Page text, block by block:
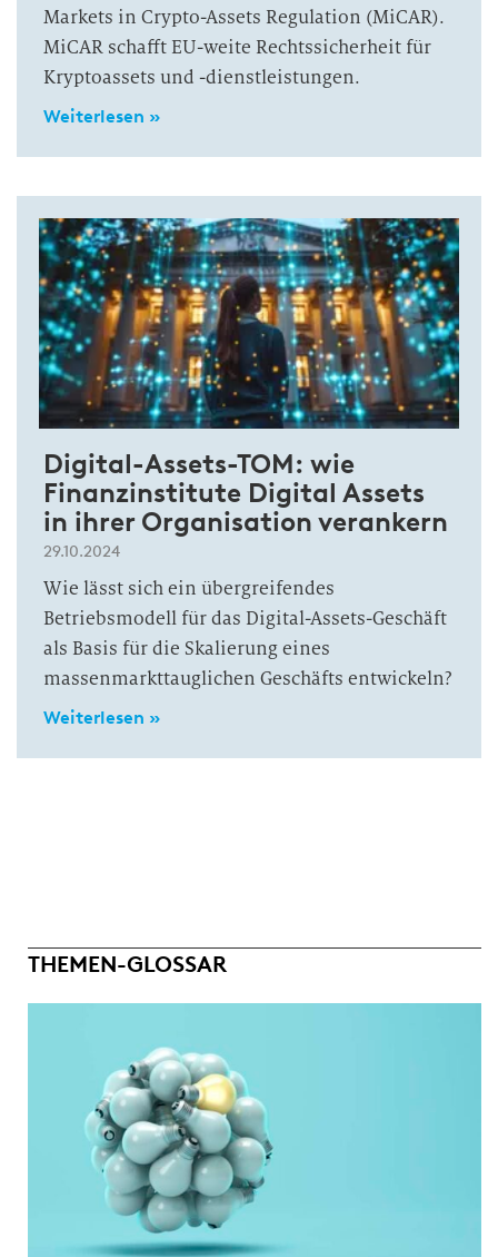
Markets in Crypto-Assets Regulation (MiCAR).
MiCAR schafft EU-weite Rechtssicherheit für
Kryptoassets und -dienstleistungen.
Weiterlesen »
Digital-Assets-TOM: wie
Finanzinstitute Digital Assets
in ihrer Organisation verankern
29.10.2024
Wie lässt sich ein übergreifendes
Betriebsmodell für das Digital-Assets-Geschäft
als Basis für die Skalierung eines
massenmarkttauglichen Geschäfts entwickeln?
Weiterlesen »
THEMEN-GLOSSAR